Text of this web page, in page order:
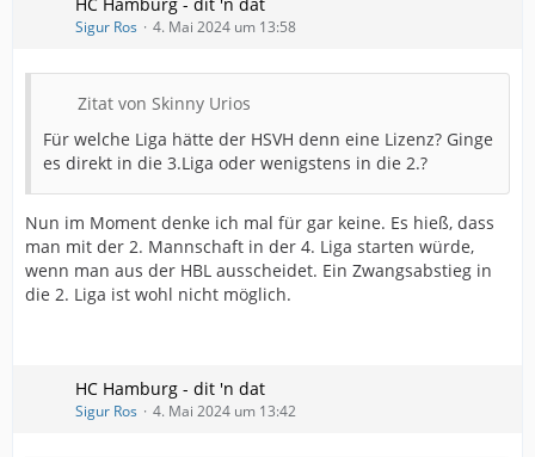
Sigur Ros 4. Mai 2024 um 13:58
Zitat von Skinny Urios
Für welche Liga hätte der HSVH denn eine Lizenz? Ginge
es direkt in die 3.Liga oder wenigstens in die 2.?
Nun im Moment denke ich mal für gar keine. Es hieß, dass
man mit der 2. Mannschaft in der 4. Liga starten würde,
wenn man aus der HBL ausscheidet. Ein Zwangsabstieg in
die 2. Liga ist wohl nicht möglich.
HC Hamburg - dit 'n dat
Sigur Ros 4. Mai 2024 um 13:42